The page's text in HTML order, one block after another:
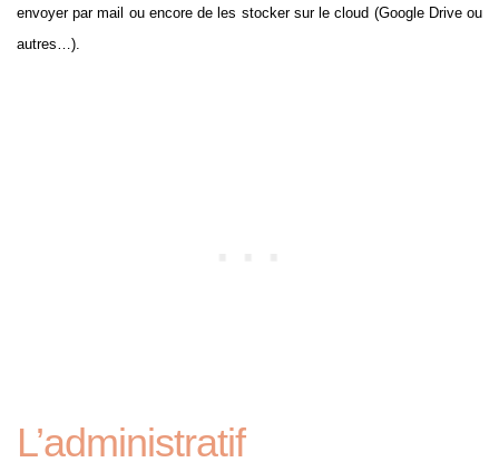
envoyer par mail ou encore de les stocker sur le cloud (Google Drive ou
autres…).
L’administratif